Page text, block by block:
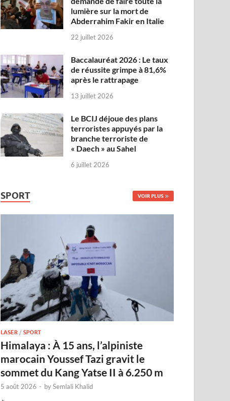
lumière sur la mort de
Abderrahim Fakir en Italie
22 juillet 2026
Baccalauréat 2026 : Le taux
de réussite grimpe à 81,6%
après le rattrapage
13 juillet 2026
Le BCIJ déjoue des plans
terroristes appuyés par la
branche terroriste de
« Daech » au Sahel
6 juillet 2026
SPORT VOIR PLUS
LASER /SPORT
Himalaya : À 15 ans, l’alpiniste
marocain Youssef Tazi gravit le
sommet du Kang Yatse II à 6.250 m
5 août 2026 - bySemlali Khalid